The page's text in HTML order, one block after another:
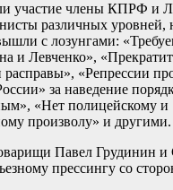
участие члены КПРФ
различных уровней,
с лозунгами:
и Левченко»,
расправы», «Репрессии
за наведение
«Нет полицейскому и
произволу» и другими.
Павел Грудинин и
прессингу со